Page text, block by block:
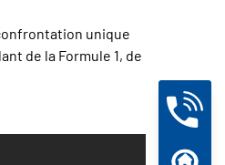
unique
de la Formule 1, de